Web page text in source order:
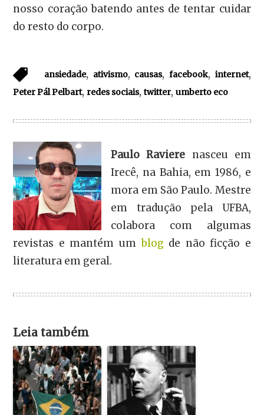
nosso coração batendo antes de tentar cuidar
do resto do corpo.
ansiedade, ativismo, causas, facebook, internet,
Peter Pál Pelbart, redes sociais,twitter,umberto eco
Paulo Raviere nasceu em
Irecê, na Bahia, em 1986, e
mora em São Paulo. Mestre
em tradução pela UFBA,
colabora com algumas
revistas e mantém umblog de não ficção e
literatura em geral.
Leia também